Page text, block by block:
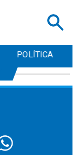
POLÍTICA